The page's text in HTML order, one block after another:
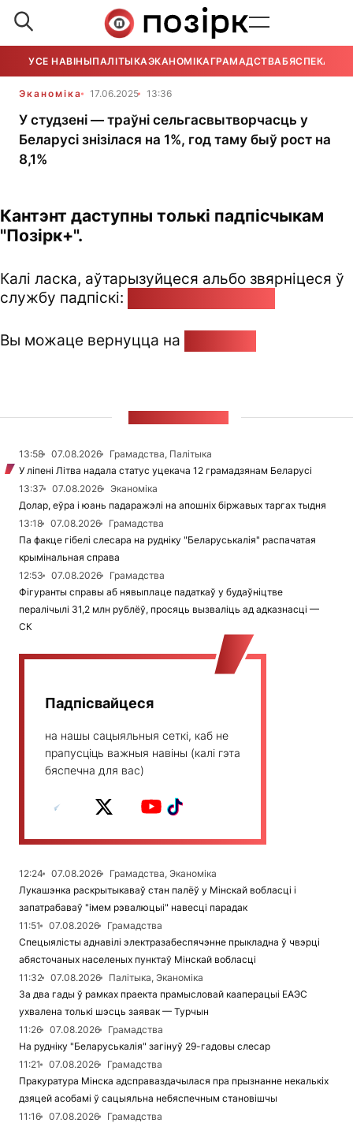
УСЕ НАВІНЫПАЛІТЫКАЭКАНОМІКАГРАМАДСТВАБЯСПЕКА
Эканоміка 17.06.2025 13:36
У студзені — траўні сельгасвытворчасць у
Беларусі знізілася на 1%, год таму быў рост на
8,1%
Кантэнт даступны толькі падпісчыкам
"Позірк+".
Калі ласка, аўтарызуйцеся альбо звярніцеся ў
службу падпіскі:
Вы можаце вернуцца на
13:58 07.08.2026
Грамадства, Палітыка
У ліпені Літва надала статус уцекача 12 грамадзянам Беларусі
13:37
07.08.2026
Эканоміка
Долар, еўра і юань падаражэлі на апошніх біржавых таргах тыдня
13:18
07.08.2026
Грамадства
Па факце гібелі слесара на рудніку "Беларуськалія" распачатая
крымінальная справа
12:53
07.08.2026
Грамадства
Фігуранты справы аб нявыплаце падаткаў у будаўніцтве
пералічылі 31,2 млн рублёў, просяць вызваліць ад адказнасці —
СК
Падпісвайцеся
на нашы сацыяльныя сеткі, каб не
прапусціць важныя навіны (калі гэта
бяспечна для вас)
12:24 07.08.2026
Грамадства, Эканоміка
Лукашэнка раскрытыкаваў стан палёў у Мінскай вобласці і
запатрабаваў "імем рэвалюцыі" навесці парадак
11:51
07.08.2026
Грамадства
Спецыялісты аднавілі электразабеспячэнне прыкладна ў чвэрці
абясточаных населеных пунктаў Мінскай вобласці
11:32
07.08.2026
Палітыка, Эканоміка
За два гады ў рамках праекта прамысловай кааперацыі ЕАЭС
ухвалена толькі шэсць заявак — Турчын
11:26
07.08.2026
Грамадства
На рудніку "Беларуськалія" загінуў 29-гадовы слесар
11:21
07.08.2026
Грамадства
Пракуратура Мінска адсправаздачылася пра прызнанне некалькіх
дзяцей асобамі ў сацыяльна небяспечным становішчы
11:16
07.08.2026
Грамадства